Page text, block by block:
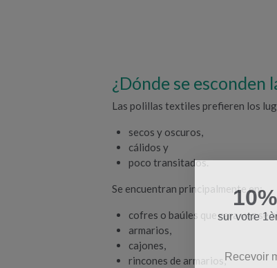
¿Dónde se esconden
Las polillas textiles prefieren los
secos y oscuros,
cálidos y
poco transitados.
Se encuentran principalmente en:
cofres o baúles que rara vez se
armarios,
cajones,
rincones de armarios,
sur votre